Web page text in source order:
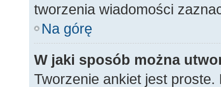
tworzenia wiadomości
Na górę
W jaki sposób można
Tworzenie ankiet jest